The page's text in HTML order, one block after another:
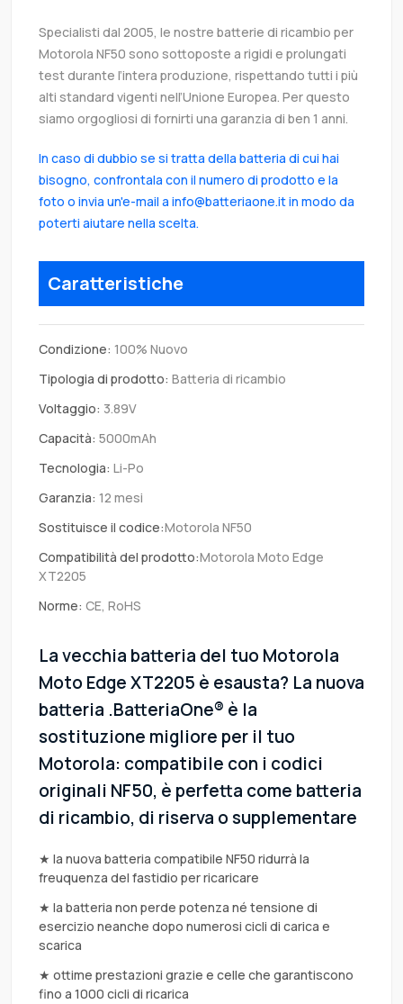
Specialisti dal 2005, le nostre batterie di ricambio per
Motorola NF50 sono sottoposte a rigidi e prolungati
test durante l’intera produzione, rispettando tutti i più
alti standard vigenti nell’Unione Europea. Per questo
siamo orgogliosi di fornirti una garanzia di ben 1 anni.
In caso di dubbio se si tratta della batteria di cui hai
bisogno, confrontala con il numero di prodotto e la
foto o invia un'e-mail a info@batteriaone.it in modo da
poterti aiutare nella scelta.
Caratteristiche
Condizione: 100% Nuovo
Tipologia di prodotto: Batteria di ricambio
Voltaggio: 3.89V
Capacità: 5000mAh
Tecnologia: Li-Po
Garanzia: 12 mesi
Sostituisce il codice:Motorola NF50
Compatibilità del prodotto:Motorola Moto Edge
XT2205
Norme: CE, RoHS
La vecchia batteria del tuo Motorola
Moto Edge XT2205 è esausta? La nuova
batteria .BatteriaOne® è la
sostituzione migliore per il tuo
Motorola: compatibile con i codici
originali NF50, è perfetta come batteria
di ricambio, di riserva o supplementare
★ la nuova batteria compatibile NF50 ridurrà la
freuquenza del fastidio per ricaricare
★ la batteria non perde potenza né tensione di
esercizio neanche dopo numerosi cicli di carica e
scarica
★ ottime prestazioni grazie e celle che garantiscono
fino a 1000 cicli di ricarica